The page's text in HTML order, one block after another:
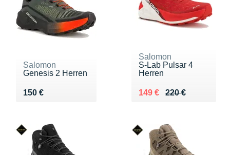
Salomon
Genesis 2 Herren
150 €
Vendu 150 €
Salomon
S-Lab Pulsar 4
Herren
220 €
Au lieu de 220 €
149 €
Vendu 149 €